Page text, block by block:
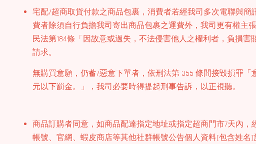
宅配/超商取貨付款之商品包裹，消費者若經我司多次電聯與
費者除須自行負擔我司寄出商品包裹之運費外，我司更有權主
民法第184條「因故意或過失，不法侵害他人之權利者，負損
請求。
無購買意願，仍蓄/惡意下單者，依刑法第 355 條間接毀損罪
元以下罰金。」，我司必要時得提起刑事告訴，以正視聽。
商品訂購者同意，如商品配達指定地址或指定超商門市7天內，
帳號、官網、蝦皮商店等其他社群帳號公告個人資料(包含姓名)